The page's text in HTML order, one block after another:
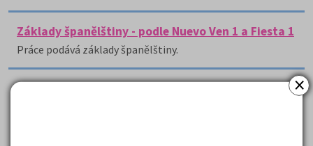
×
Základy španělštiny - podle Nuevo Ven 1 a Fiesta 1
Práce podává základy španělštiny.